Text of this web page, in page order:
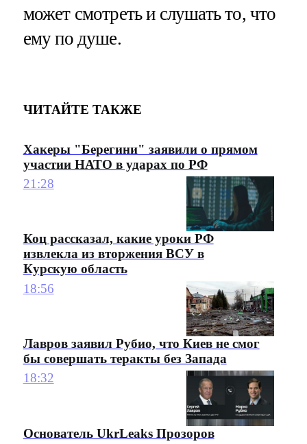
может смотреть и слушать то, что
ему по душе.
ЧИТАЙТЕ ТАКЖЕ
Хакеры "Берегини" заявили о прямом
участии НАТО в ударах по РФ
21:28
Коц рассказал, какие уроки РФ
извлекла из вторжения ВСУ в
Курскую область
18:56
Лавров заявил Рубио, что Киев не смог
бы совершать теракты без Запада
18:32
Основатель UkrLeaks Прозоров